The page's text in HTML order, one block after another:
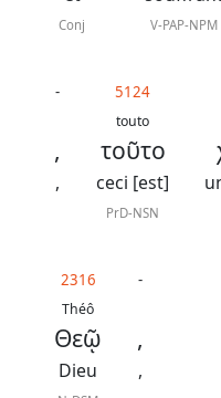
Conj V-PAP-NPM
-
,
,
5124
touto
τοῦτο
ceci [est]
PrD-NSN
2316
Théô
Θεῷ
Dieu
-
,
,
Nous
Signaler
une
Participer